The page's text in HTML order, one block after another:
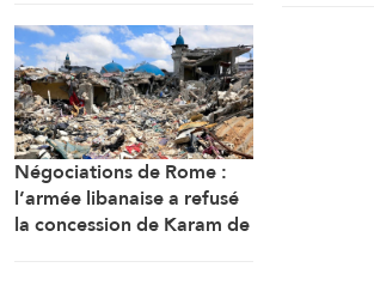
Kiev et Odessa
Négociations de Rome :
l’armée libanaise a refusé
la concession de Karam de